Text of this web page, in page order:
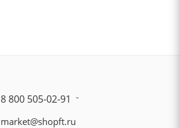
8 800 505-02-91
market@shopft.ru